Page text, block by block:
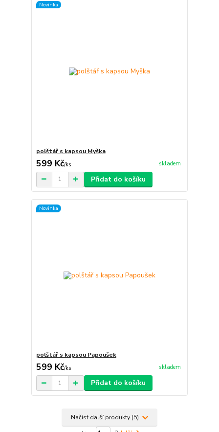
Novinka
polštář s kapsou Myška
599 Kč/ks skladem
Přidat do košíku
Novinka
polštář s kapsou Papoušek
599 Kč/ks skladem
Přidat do košíku
Načíst další produkty (5)